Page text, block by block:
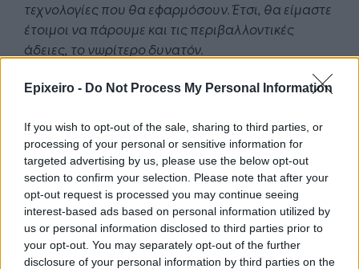
Epixeiro - Do Not Process My Personal Information
If you wish to opt-out of the sale, sharing to third parties, or
processing of your personal or sensitive information for
targeted advertising by us, please use the below opt-out
section to confirm your selection. Please note that after your
opt-out request is processed you may continue seeing
interest-based ads based on personal information utilized by
us or personal information disclosed to third parties prior to
your opt-out. You may separately opt-out of the further
disclosure of your personal information by third parties on the
τεχνολογίες που θα εφαρμόσουν. Έτσι, θα είμαστε
έτοιμοι να πάρουμε και τις περιβαλλοντικές
άδειες, το νωρίτερο δυνατόν.
Εάν τα καταφέρουμε -στο περιβαλλοντικό
έχουμε από πριν τις άδειες, ο σκοπός θα είναι να
βγάλουμε τους σχετικούς διαγωνισμούς, με το
“κλειδί στο χέρι”, με αδειοδοτημένα, πλήρως, τα
πεδία αυτά. Δεν είμαι 100% βέβαιος ότι θα τα
καταφέρουμε, γιατί είναι τεχνικά πολύ δύσκολο,
αλλά αν δεν είναι αδειοδοτημένα πλήρως θα
είναι στο 90%.